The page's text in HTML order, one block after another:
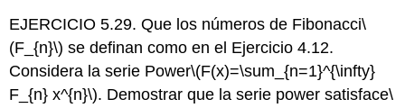
EJERCICIO 5.29. Que los números de Fibonacci\
(F_{n}\) se definan como en el Ejercicio 4.12.
Considera la serie Power\(F(x)=\sum_{n=1}^{\infty}
F_{n} x^{n}\). Demostrar que la serie power satisface\